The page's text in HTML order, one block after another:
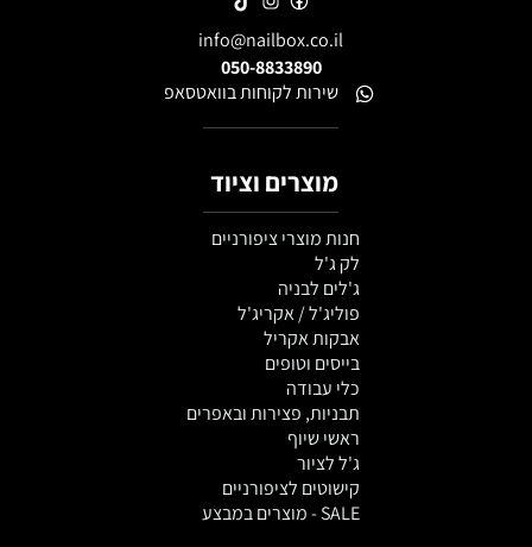
info@nailbox.co.il
050-8833890
שירות לקוחות בוואטסאפ
מוצרים וציוד
חנות מוצרי ציפורניים
לק ג'ל
ג'לים לבניה
פוליג'ל / אקריג'ל
אבקות אקריל
בייסים וטופים
כלי עבודה
תבניות, פצירות ובאפרים
ראשי שיוף
ג'ל לציור
קישוטים לציפורניים
SALE - מוצרים במבצע